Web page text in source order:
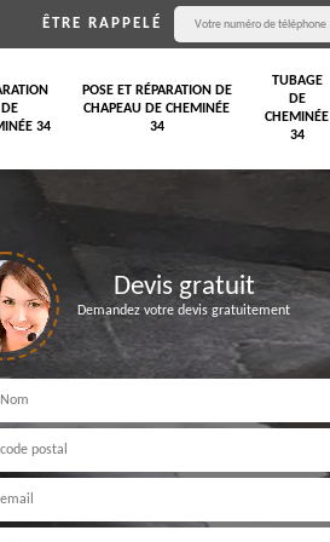
ÊTRE RAPPELÉ
DE
34
POSE ET RÉPARATION DE
CHAPEAU DE CHEMINÉE
34
TUBAGE
DE
CHEMINÉE
34
Devis gratuit
Demandez votre devis gratuitement